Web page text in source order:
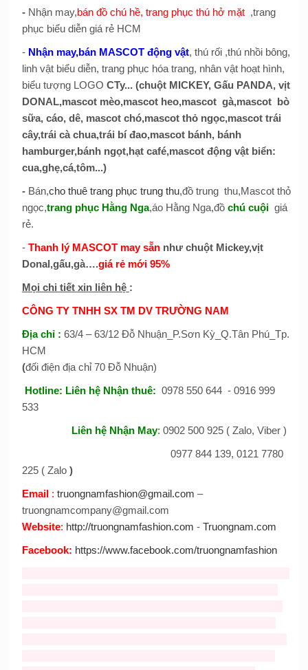
- Nhận may,bán đồ chú hề, trang phục thú hở mặt ,trang
phục biểu diễn giá rẻ HCM
- Nhận may,bán MASCOT động vật, thú rối ,thú nhồi bông,
linh vật biểu diễn, trang phục hóa trang, nhân vật hoạt hình,
biểu tượng LOGO CTy... (chuột MICKEY, Gấu PANDA, vịt
DONAL,mascot mèo,mascot heo,mascot gà,mascot bò
sữa, cáo, dê, mascot chó,mascot thỏ ngọc,mascot trái
cây,trái cà chua,trái bí đao,mascot bánh, bánh
hamburger,bánh ngọt,hạt café,mascot động vật biển:
cua,ghẹ,cá,tôm...)
- Bán,cho thuê trang phục trung thu,đồ trung thu,Mascot thỏ
ngọc,trang phục Hằng Nga,áo Hằng Nga,đồ chú cuộigiá
rẻ.
- Thanh lý MASCOT may sẵnnhư chuột Mickey,vịt
Donal,gấu,gà….giá rẻ mới 95%
Mọi chi tiết xin liên hệ :
CÔNG TY TNHH SX TM DV TRƯỜNG NAM
Địa chỉ : 63/4 – 63/12 Đỗ Nhuận_P.Sơn Kỳ_Q.Tân Phú_Tp.
HCM
(đối điện địa chỉ 70 Đỗ Nhuận)
Hotline: Liên hệ Nhận thuê: 0978 550 644 - 0916 999
533
Liên hệ Nhận May: 0902 500 925 ( Zalo, Viber )
0977 844 139, 0121 7780
225 ( Zalo )
Email: truongnamfashion@gmail.com –
truongnamcompany@gmail.com
Website: http://truongnamfashion.com - Truongnam.com
Facebook: https://www.facebook.com/truongnamfashion